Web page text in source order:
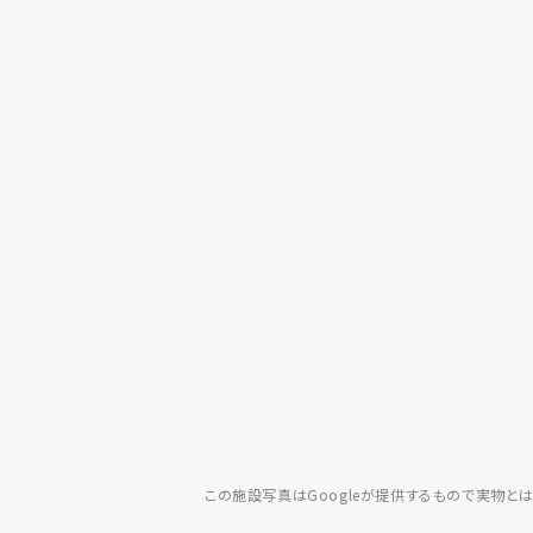
この施設写真はGoogleが提供するもので実物と